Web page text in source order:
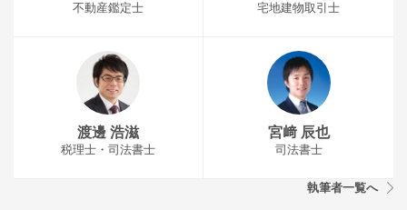
不動産鑑定士 宅地建物取引士
渡邊 浩滋
税理士・司法書士
宮﨑 辰也
司法書士
執筆者一覧へ